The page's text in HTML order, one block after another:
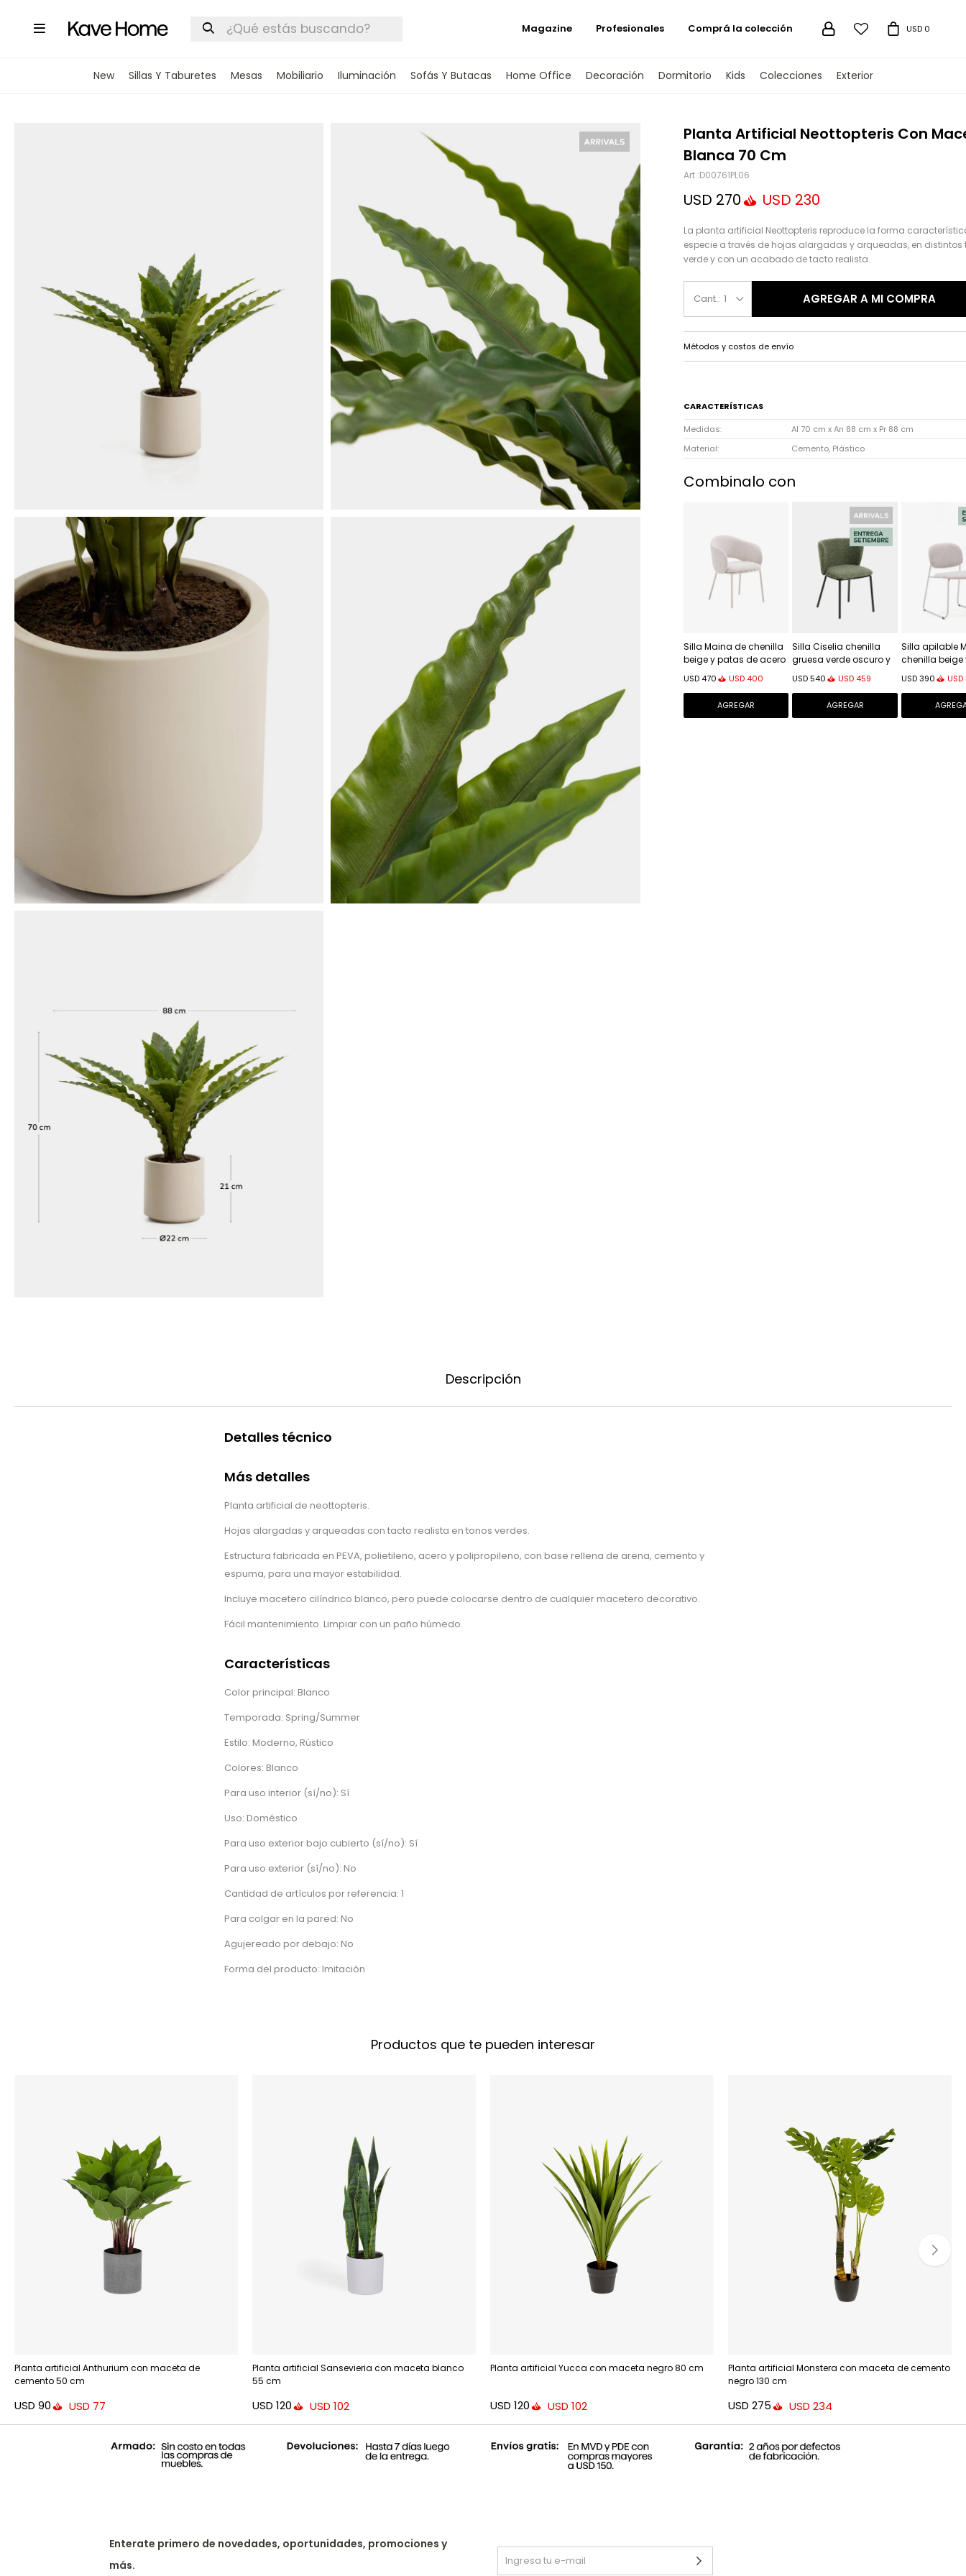

New Sillas Y Taburetes Mesas Mobiliario Iluminación Sofás Y Butacas Home Office Decoración Dormitorio Kids Colecciones Exterior
 USD 0
Magazine Profesionales Comprá la colección
Planta Artificial Neottopteris Con
Blanca 70 Cm
D00761PL06
USD 270 USD 230
La planta artificial Neottopteris reproduce la forma
especie a través de hojas alargadas y arqueadas, en distintos
verde y con un acabado de tacto realista.
1 AGREGAR A MI COMPRA
Métodos y costos de envío
CARACTERÍSTICAS
Medidas
Al 70 cm x An 88 cm x Pr 88 cm
Material
Cemento, Plástico
Combinalo con
Silla Maina de chenilla
beige y patas de acero
con acabado beige
FSC Mix Credit
USD 470 USD 400
Silla Ciselia chenilla
gruesa verde oscuro y
patas de acero
acabado negro
USD 540 USD 459
Silla apilable
chenilla
de metal
Credit -
patas de
USD390 USD
Descripción
Detalles técnico
Más detalles
Planta artificial de neottopteris.
Hojas alargadas y arqueadas con tacto realista en tonos verdes.
Estructura fabricada en PEVA, polietileno, acero y polipropileno, con base rellena de arena, cemento y
espuma, para una mayor estabilidad.
Incluye macetero cilíndrico blanco, pero puede colocarse dentro de cualquier macetero decorativo.
Fácil mantenimiento. Limpiar con un paño húmedo.
Características
Color principal: Blanco
Temporada: Spring/Summer
Estilo: Moderno, Rústico
Colores: Blanco
Para uso interior (sí/no): Sí
Uso: Doméstico
Para uso exterior bajo cubierto (sí/no): Sí
Para uso exterior (sí/no): No
Cantidad de artículos por referencia: 1
Para colgar en la pared: No
Agujereado por debajo: No
Forma del producto: Imitación
Productos que te pueden interesar
Planta artificial Anthurium con maceta de
cemento 50 cm
USD 90 USD 77
Planta artificial Sansevieria con maceta blanco
55 cm
USD 120 USD 102
Planta artificial Yucca con maceta negro 80 cm
USD 120 USD 102
Planta artificial Monstera con maceta de cemento
negro 130 cm
USD 275 USD 234
Enterate primero de novedades, oportunidades, promociones y
más.